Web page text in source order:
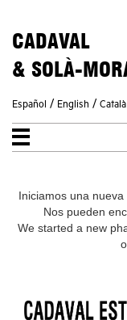
CADAVAL
& SOLÀ-
Español / English / Català
CONTACT
Iniciamos una
Nos pueden
We started a new